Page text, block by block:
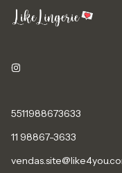
5511988673633
11 98867-3633